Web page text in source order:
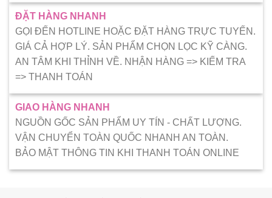
ĐẶT HÀNG NHANH
GỌI ĐẾN HOTLINE HOẶC ĐẶT HÀNG TRỰC TUYẾN.
GIÁ CẢ HỢP LÝ. SẢN PHẨM CHỌN LỌC KỸ CÀNG.
AN TÂM KHI THỈNH VỀ. NHẬN HÀNG => KIẾM TRA
=> THANH TOÁN
GIAO HÀNG NHANH
NGUỒN GỐC SẢN PHẨM UY TÍN - CHẤT LƯỢNG.
VẬN CHUYỂN TOÀN QUỐC NHANH AN TOÀN.
BẢO MẬT THÔNG TIN KHI THANH TOÁN ONLINE